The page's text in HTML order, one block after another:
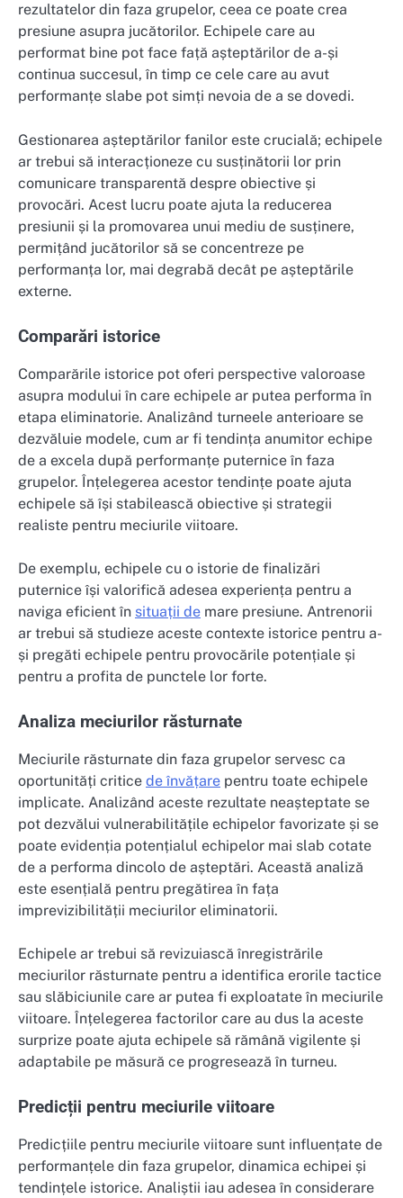
rezultatelor din faza grupelor, ceea ce poate crea
presiune asupra jucătorilor. Echipele care au
performat bine pot face față așteptărilor de a-și
continua succesul, în timp ce cele care au avut
performanțe slabe pot simți nevoia de a se dovedi.
Gestionarea așteptărilor fanilor este crucială; echipele
ar trebui să interacționeze cu susținătorii lor prin
comunicare transparentă despre obiective și
provocări. Acest lucru poate ajuta la reducerea
presiunii și la promovarea unui mediu de susținere,
permițând jucătorilor să se concentreze pe
performanța lor, mai degrabă decât pe așteptările
externe.
Comparări istorice
Comparările istorice pot oferi perspective valoroase
asupra modului în care echipele ar putea performa în
etapa eliminatorie. Analizând turneele anterioare se
dezvăluie modele, cum ar fi tendința anumitor echipe
de a excela după performanțe puternice în faza
grupelor. Înțelegerea acestor tendințe poate ajuta
echipele să își stabilească obiective și strategii
realiste pentru meciurile viitoare.
De exemplu, echipele cu o istorie de finalizări
puternice își valorifică adesea experiența pentru a
naviga eficient în situații de mare presiune. Antrenorii
ar trebui să studieze aceste contexte istorice pentru a-
și pregăti echipele pentru provocările potențiale și
pentru a profita de punctele lor forte.
Analiza meciurilor răsturnate
Meciurile răsturnate din faza grupelor servesc ca
oportunități critice de învățare pentru toate echipele
implicate. Analizând aceste rezultate neașteptate se
pot dezvălui vulnerabilitățile echipelor favorizate și se
poate evidenția potențialul echipelor mai slab cotate
de a performa dincolo de așteptări. Această analiză
este esențială pentru pregătirea în fața
imprevizibilității meciurilor eliminatorii.
Echipele ar trebui să revizuiască înregistrările
meciurilor răsturnate pentru a identifica erorile tactice
sau slăbiciunile care ar putea fi exploatate în meciurile
viitoare. Înțelegerea factorilor care au dus la aceste
surprize poate ajuta echipele să rămână vigilente și
adaptabile pe măsură ce progresează în turneu.
Predicții pentru meciurile viitoare
Predicțiile pentru meciurile viitoare sunt influențate de
performanțele din faza grupelor, dinamica echipei și
tendințele istorice. Analiștii iau adesea în considerare